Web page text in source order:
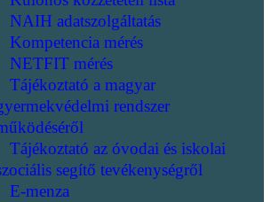
NAIH adatszolgáltatás
Kompetencia mérés
NETFIT mérés
Tájékoztató a magyar
rendszer
Tájékoztató az óvodai és iskolai
segítő tevékenységről
E-menza